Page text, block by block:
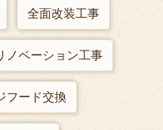
全面改装工事
ノベーション工事
フード交換